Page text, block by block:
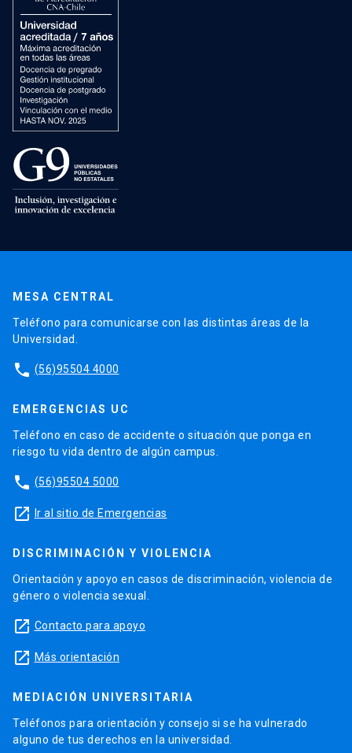
MESA CENTRAL
Teléfono para comunicarse con las distintas áreas de la
Universidad.
phone (56)95504 4000
EMERGENCIAS UC
Teléfono en caso de accidente o situación que ponga en
riesgo tu vida dentro de algún campus.
phone (56)95504 5000
launch Ir al sitio de Emergencias
DISCRIMINACIÓN Y VIOLENCIA
Orientación y apoyo en casos de discriminación, violencia de
género o violencia sexual.
launch Contacto para apoyo
launch Más orientación
MEDIACIÓN UNIVERSITARIA
Teléfonos para orientación y consejo si se ha vulnerado
alguno de tus derechos en la universidad.